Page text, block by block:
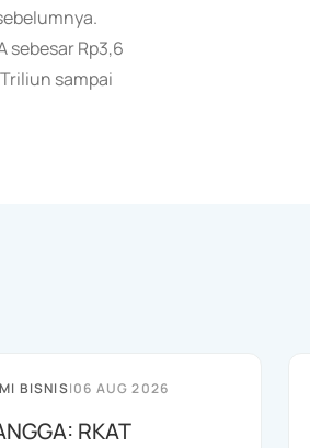
sebesar Rp3,6
sampai
BISNIS|06 AUG 2026
RKAT